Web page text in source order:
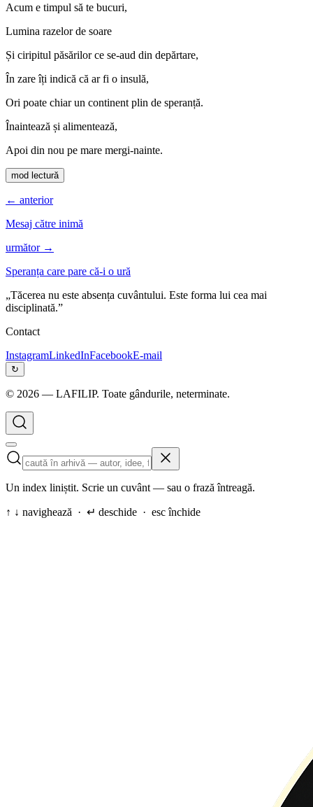
Acum e timpul să te bucuri,
Lumina razelor de soare
Și ciripitul păsărilor ce se-aud din depărtare,
În zare îți indică că ar fi o insulă,
Ori poate chiar un continent plin de speranță.
Înaintează și alimentează,
Apoi din nou pe mare mergi-nainte.
mod lectură
← anterior
Mesaj către inimă
următor →
Speranța care pare că-i o ură
„Tăcerea nu este absența cuvântului. Este forma lui cea mai
disciplinată.”
Contact
InstagramLinkedInFacebookE-mail
↻
© 2026 — LAFILIP. Toate gândurile, neterminate.
Un index liniștit. Scrie un cuvânt — sau o frază întreagă.
↑ ↓ navighează · ↵ deschide · esc închide